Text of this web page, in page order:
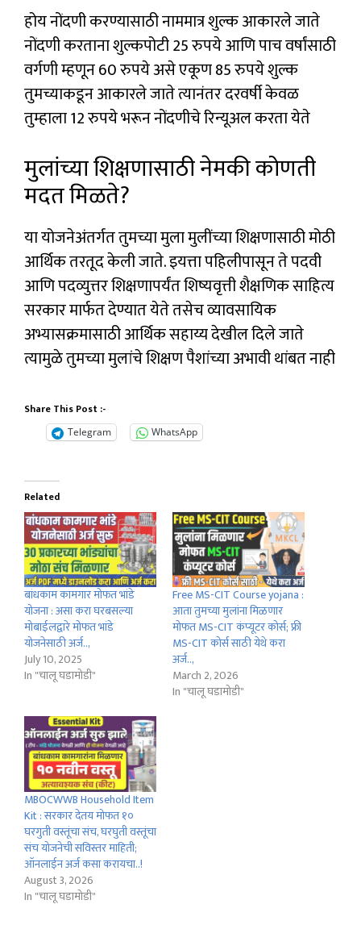
होय नोंदणी करण्यासाठी नाममात्र शुल्क आकारले जाते
नोंदणी करताना शुल्कपोटी 25 रुपये आणि पाच वर्षांसाठी
वर्गणी म्हणून 60 रुपये असे एकूण 85 रुपये शुल्क
तुमच्याकडून आकारले जाते त्यानंतर दरवर्षी केवळ
तुम्हाला 12 रुपये भरून नोंदणीचे रिन्यूअल करता येते
मुलांच्या शिक्षणासाठी नेमकी कोणती
मदत मिळते?
या योजनेअंतर्गत तुमच्या मुला मुलींच्या शिक्षणासाठी मोठी
आर्थिक तरतूद केली जाते. इयत्ता पहिलीपासून ते पदवी
आणि पदव्युत्तर शिक्षणापर्यंत शिष्यवृत्ती शैक्षणिक साहित्य
सरकार मार्फत देण्यात येते तसेच व्यावसायिक
अभ्यासक्रमासाठी आर्थिक सहाय्य देखील दिले जाते
त्यामुळे तुमच्या मुलांचे शिक्षण पैशांच्या अभावी थांबत नाही
Share This Post :-
Telegram WhatsApp
Related
बांधकाम कामगार मोफत भांडे
योजना : असा करा घरबसल्या
मोबाईलद्वारे मोफत भांडे
योजनेसाठी अर्ज..,
July 10, 2025
In "चालू घडामोडी"
Free MS-CIT Course yojana :
आता तुमच्या मुलांना मिळणार
मोफत MS-CIT कंप्यूटर कोर्स; फ्री
MS-CIT कोर्स साठी येथे करा
अर्ज..,
March 2, 2026
In "चालू घडामोडी"
MBOCWWB Household Item
Kit : सरकार देतय मोफत १०
घरगुती वस्तूंचा संच, घरघुती वस्तूंचा
संच योजनेची सविस्तर माहिती;
ऑनलाईन अर्ज कसा करायचा..!
August 3, 2026
In "चालू घडामोडी"